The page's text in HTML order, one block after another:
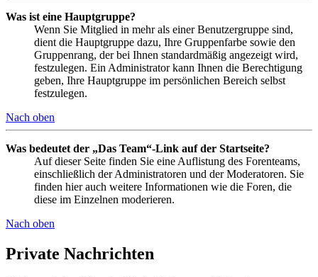
Was ist eine Hauptgruppe?
Wenn Sie Mitglied in mehr als einer Benutzergruppe sind,
dient die Hauptgruppe dazu, Ihre Gruppenfarbe sowie den
Gruppenrang, der bei Ihnen standardmäßig angezeigt wird,
festzulegen. Ein Administrator kann Ihnen die Berechtigung
geben, Ihre Hauptgruppe im persönlichen Bereich selbst
festzulegen.
Nach oben
Was bedeutet der „Das Team“-Link auf der Startseite?
Auf dieser Seite finden Sie eine Auflistung des Forenteams,
einschließlich der Administratoren und der Moderatoren. Sie
finden hier auch weitere Informationen wie die Foren, die
diese im Einzelnen moderieren.
Nach oben
Private Nachrichten